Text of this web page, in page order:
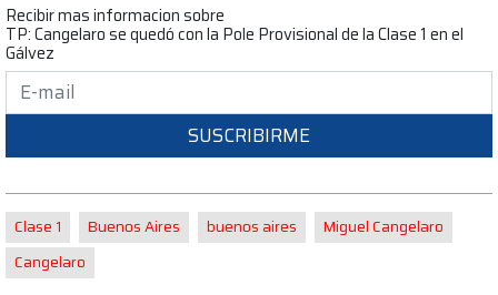
Recibir mas informacion sobre
TP: Cangelaro se quedó con la Pole Provisional de la Clase 1 en el
Gálvez
SUSCRIBIRME
Clase 1 Buenos Aires buenos aires
Miguel Cangelaro
Cangelaro